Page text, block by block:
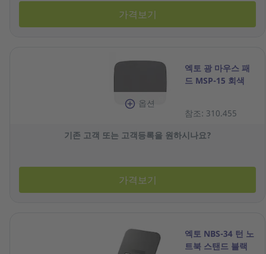
가격보기
옵션
엑토 광 마우스 패
드 MSP-15 회색
참조: 310.455
기존 고객 또는 고객등록을 원하시나요?
가격보기
엑토 NBS-34 턴 노
트북 스탠드 블랙